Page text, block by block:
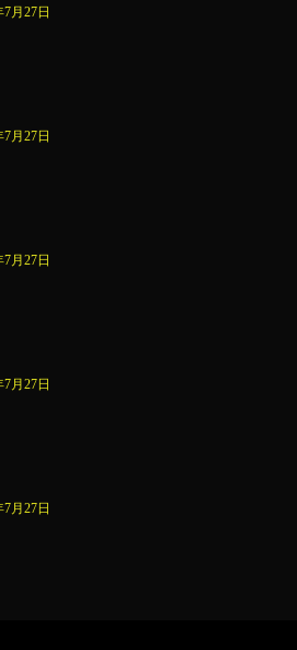
7月27日
7月27日
7月27日
7月27日
7月27日